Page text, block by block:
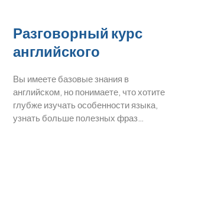
Разговорный курс
английского
Вы имеете базовые знания в
английском, но понимаете, что хотите
глубже изучать особенности языка,
узнать больше полезных фраз…